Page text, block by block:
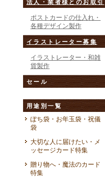
法人・業者様とのお取引
ポストカードの仕入れ・
各種デザイン製作
イラストレーター募集
イラストレーター・和雑
貨製作
セール
用途別一覧
ぽち袋・お年玉袋・祝儀
袋
大切な人に届けたい・メ
ッセージカード特集
贈り物へ・魔法のカード
特集